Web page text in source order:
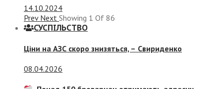
14.10.2024
Prev Next Showing 1 Of 86
СУСПIЛЬСТВО
Ціни на АЗС скоро знизяться, – Свириденко
08.04.2026